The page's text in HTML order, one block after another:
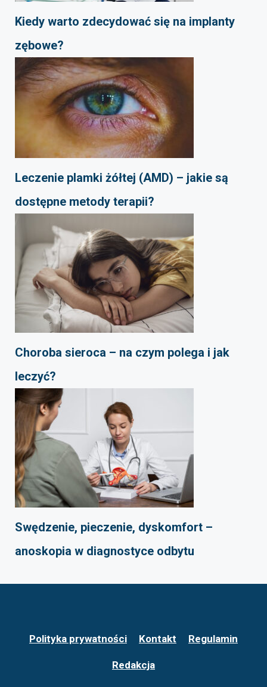
Kiedy warto zdecydować się na implanty
zębowe?
Leczenie plamki żółtej (AMD) – jakie są
dostępne metody terapii?
Choroba sieroca – na czym polega i jak
leczyć?
Swędzenie, pieczenie, dyskomfort –
anoskopia w diagnostyce odbytu
Polityka prywatności Kontakt Regulamin
Redakcja